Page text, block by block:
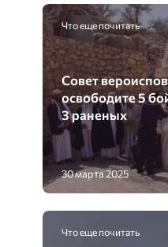
Что еще почитать
Совет
освободите 5
3 раненых
30 марта 2025
Что еще почитать